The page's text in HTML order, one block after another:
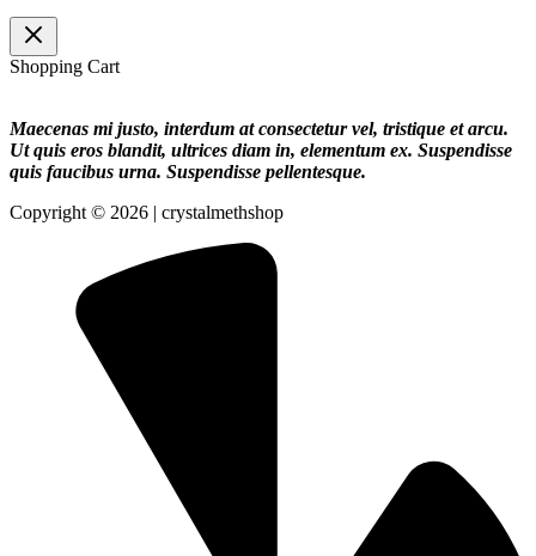
Shopping Cart
Maecenas mi justo, interdum at consectetur vel, tristique et arcu.
Ut quis eros blandit, ultrices diam in, elementum ex. Suspendisse
quis faucibus urna. Suspendisse pellentesque.
Copyright © 2026 | crystalmethshop